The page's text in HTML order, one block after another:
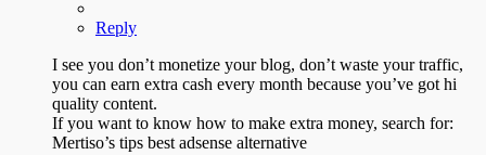
Reply
I see you don’t monetize your blog, don’t waste your traffic,
you can earn extra cash every month because you’ve got hi
quality content.
If you want to know how to make extra money, search for:
Mertiso’s tips best adsense alternative